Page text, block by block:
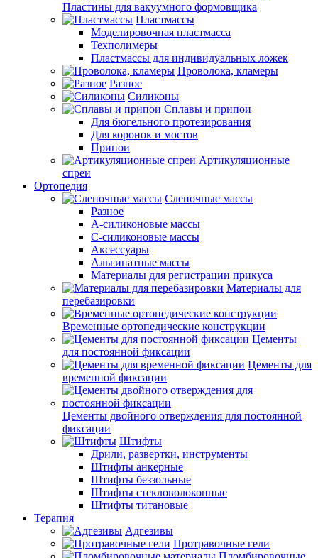
Пластины для вакуумного формовщика
Пластмассы
Моделировочная пластмасса
Техполимеры
Пластмассы для индивидуальных ложек
Проволока, кламеры
Разное
Силиконы
Сплавы и припои
Для бюгельного протезирования
Для коронок и мостов
Припои
Артикуляционные
спреи
Ортопедия
Слепочные массы
Разное
А-силиконовые массы
С-силиконовые массы
Аксессуары
Альгинатные массы
Материалы для регистрации прикуса
Материалы для
перебазировки
Временные ортопедические конструкции
Цементы
для постоянной фиксации
Цементы для
временной фиксации
Цементы двойного отверждения для постоянной
фиксации
Штифты
Дрили, развертки, инструменты
Штифты анкерные
Штифты беззольные
Штифты стекловолоконные
Штифты титановые
Терапия
Адгезивы
Протравочные гели